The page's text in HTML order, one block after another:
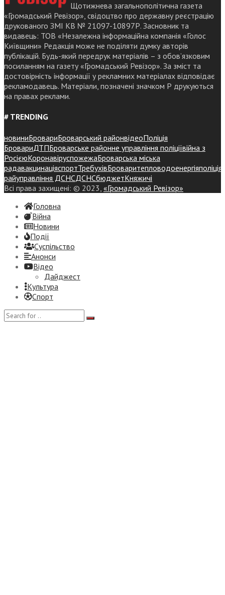
Щотижнева загальнополітична газета
«Громадський Ревізор», свідоцтво про державну реєстрацію
друкованого ЗМІ КВ № 21097-10897Р. Засновник та
видавець: ТОВ «Незалежна інформаційна компанія «Голос
Київщини» Редакція може не поділяти думку авторів
публікацій. Будь-який передрук матеріалів – з обов’язковим
посиланням на газету «Громадський Ревізор». За зміст та
достовірність інформації у рекламних матеріалах відповідає
рекламодавець. Матеріали, позначені значком Р друкуються
на правах реклами.
# TRENDING
новиниБровариБроварський районвідеоПоліція
БровариДТПБроварське районне управління поліціївійна з
РосієюКоронавіруспожежаБроварська міська
радавакцинаціяспортТребухівБроваритепловодоенергіяполіція
райуправління ДСНСДСНСбюджетКняжичі
Всі права захищені: © 2023, «Громадський Ревізор»
Головна
Війна
Новини
Події
Суспiльство
Анонси
Відео
Дайджест
Культура
Спорт